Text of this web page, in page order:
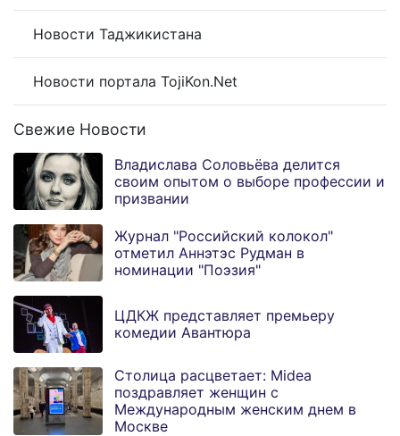
Новости Таджикистана
Новости портала TojiKon.Net
Свежие Новости
Владислава Соловьёва делится
своим опытом о выборе профессии и
призвании
Журнал "Российский колокол"
отметил Аннэтэс Рудман в
номинации "Поэзия"
ЦДКЖ представляет премьеру
комедии Авантюра
Столица расцветает: Midea
поздравляет женщин с
Международным женским днем в
Москве